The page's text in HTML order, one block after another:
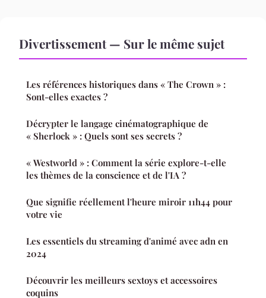
Divertissement — Sur le même sujet
Les références historiques dans « The Crown » :
Sont-elles exactes ?
Décrypter le langage cinématographique de
« Sherlock » : Quels sont ses secrets ?
« Westworld » : Comment la série explore-t-elle
les thèmes de la conscience et de l'IA ?
Que signifie réellement l'heure miroir 11h44 pour
votre vie
Les essentiels du streaming d'animé avec adn en
2024
Découvrir les meilleurs sextoys et accessoires
coquins